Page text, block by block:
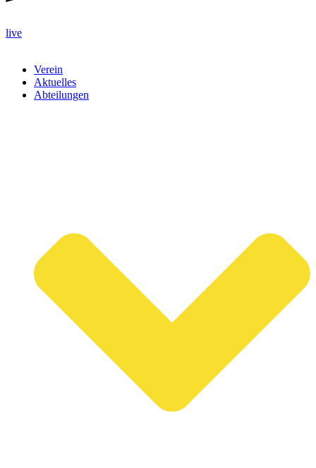
live
Verein
Aktuelles
Abteilungen